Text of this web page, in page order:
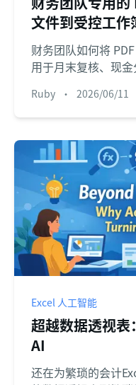
文件到受控工作
财务团队如何将
用于月末复核、现金
Ruby • 2026/06/11
Excel 人工智能
超越数据透视
AI
还在为繁琐的会计